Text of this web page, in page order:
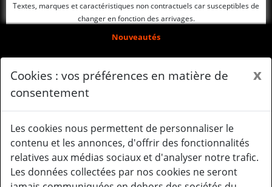
Textes, marques et caractéristiques non contractuels car susceptibles de
changer en fonction des arrivages.
Nouveautés
Arrivages
Mentions légales
Gérer mes cookies
Le système Gearbox
Mail : contact@lancertactical.eu
Cookies : vos préférences en matière de
consentement
x
Les cookies nous permettent de personnaliser le
contenu et les annonces, d'offrir des fonctionnalités
relatives aux médias sociaux et d'analyser notre trafic.
Les données collectées par nos cookies ne seront